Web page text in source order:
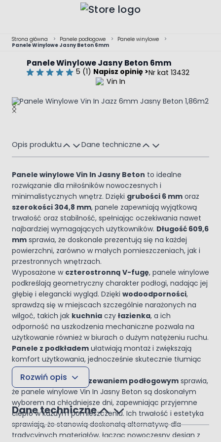
Strona główna > Panele podłogowe > Panele winylowe
>
Panele Winylowe Jasny Beton 6mm
Panele Winylowe Jasny Beton 6mm
5 (1) Napisz opinię >Nr kat 13432
Main image
Click to view image in fullscreen
Opis produktu Dane techniczne
Panele winylowe Vin In Jasny Beton to idealne
rozwiązanie dla miłośników nowoczesnych i
minimalistycznych wnętrz. Dzięki grubości 6 mm oraz
szerokości 304,8 mm, panele zapewniają wyjątkową
trwałość oraz stabilność, spełniając oczekiwania nawet
najbardziej wymagających użytkowników. Długość 609,6
mm sprawia, że doskonale prezentują się na każdej
powierzchni, zarówno w małych pomieszczeniach, jak i
przestronnych wnętrzach.
Wyposażone w czterostronną V-fugę, panele winylowe
podkreślają geometryczny charakter podłogi, nadając jej
głębię i elegancki wygląd. Dzięki wodoodporności,
sprawdzą się w miejscach szczególnie narażonych na
wilgoć, takich jak kuchnia czy łazienka, a ich
odporność na uszkodzenia mechaniczne pozwala na
użytkowanie również w biurach o dużym natężeniu ruchu.
Panele z podkładem ułatwiają montaż i zwiększają
komfort użytkowania, jednocześnie skutecznie tłumiąc
dźwięki.
Kompatybilność zogrzewaniem podłogowym sprawia,
że panele winylowe Vin In Jasny Beton są doskonałym
wyborem na chłodniejsze dni, zapewniając przyjemne
ciepło w każdym pomieszczeniu. Ich trwałość i estetyka
sprawiają, że stanowią doskonałą alternatywę dla
tradycyjnych materiałów, łącząc nowoczesny design z
Rozwiń opis
Dane techniczne